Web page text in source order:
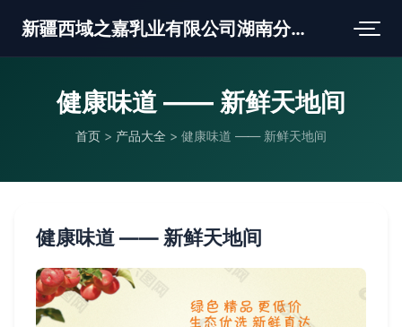
新疆西域之嘉乳业有限公司湖南分公司
健康味道 —— 新鲜天地间
首页 > 产品大全 > 健康味道 —— 新鲜天地间
健康味道 —— 新鲜天地间